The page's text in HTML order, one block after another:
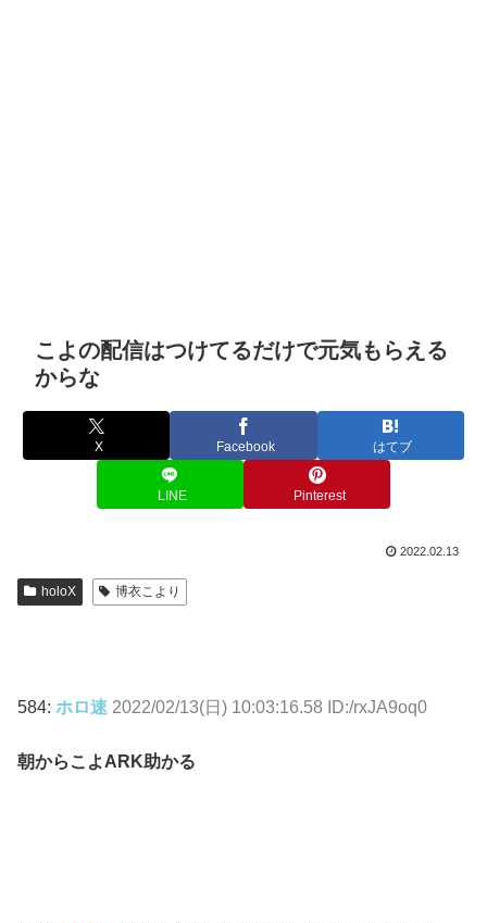
こよの配信はつけてるだけで元気もらえる
からな
X Facebook はてブ
LINE Pinterest
2022.02.13
holoX 博衣こより
584: ホロ速 2022/02/13(日) 10:03:16.58 ID:/rxJA9oq0
朝からこよARK助かる